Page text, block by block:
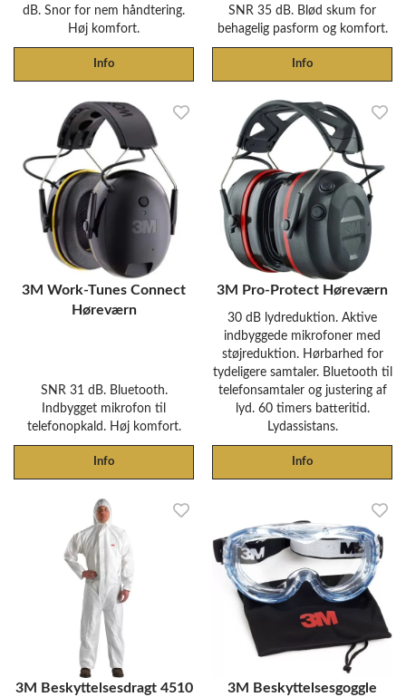
dB. Snor for nem håndtering.
Høj komfort.
Info
SNR 35 dB. Blød skum for
behagelig pasform og komfort.
Info
3M Work-Tunes Connect
Høreværn
SNR 31 dB. Bluetooth.
Indbygget mikrofon til
telefonopkald. Høj komfort.
Info
3M Pro-Protect Høreværn
30 dB lydreduktion. Aktive
indbyggede mikrofoner med
støjreduktion. Hørbarhed for
tydeligere samtaler. Bluetooth til
telefonsamtaler og justering af
lyd. 60 timers batteritid.
Lydassistans.
Info
3M Beskyttelsesdragt 4510 3M Beskyttelsesgoggle